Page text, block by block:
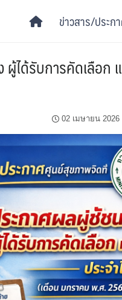
ข่าวสาร/ประก
ผู้ได้รับการคัดเลื
02 เมษายน 2026